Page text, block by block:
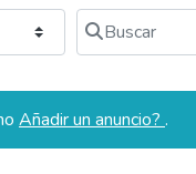
Buscar
Añadir un anuncio? .